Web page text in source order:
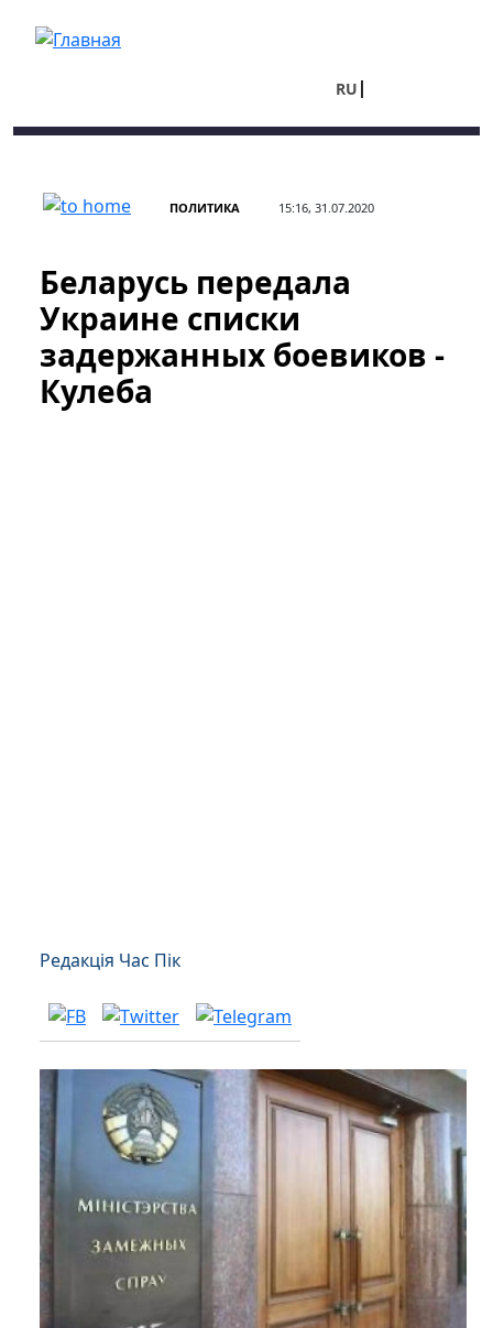
RU
ПОЛИТИКА 15:16, 31.07.2020
Беларусь передала
Украине списки
задержанных боевиков ​​-
Кулеба
Редакція Час Пік